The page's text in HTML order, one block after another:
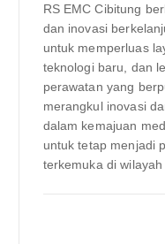
RS EMC Cibitung
dan inovasi
untuk memperluas
teknologi baru, dan
perawatan yang
merangkul inovasi
dalam kemajuan
untuk tetap menjadi
terkemuka di wilayah